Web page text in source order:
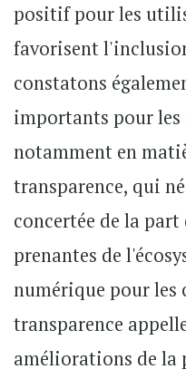
positif pour les
favorisent
constatons
importants pour les
notamment en
transparence, qui
concertée de la
prenantes de
numérique pour les
transparence
améliorations de la